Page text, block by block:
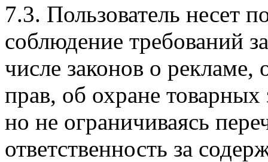
7.3. Пользователь несет
соблюдение требований
числе законов о
прав, об охране
но не ограничиваясь
ответственность за